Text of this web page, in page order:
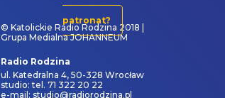
patronat?
© Katolickie Radio Rodzina 2018 |
Grupa Medialna JOHANNEUM
Radio Rodzina
ul. Katedralna 4, 50-328 Wrocław
studio: tel. 71 322 20 22
e-mail: studio@radiorodzina.pl